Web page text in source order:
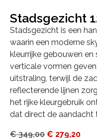
Stadsgezicht
Stadsgezicht is een
waarin een moderne
kleurrijke gebouwen
verticale vormen
uitstraling, terwijl de
reflecterende lijnen
het rijke kleurgebruik
dat direct de aandacht
€349,00 € 279,20